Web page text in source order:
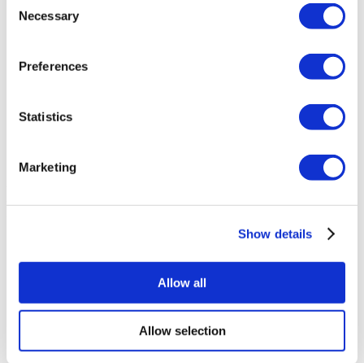
Selection
Necessary
Preferences
Statistics
Marketing
Show details
Allow all
Allow selection
Atrás
Destinos(1 Opc. Seleccionada)
Regiones
TÜRSAB – Las transacciones en flymedi.com son
salud certificada en turismo de salud.